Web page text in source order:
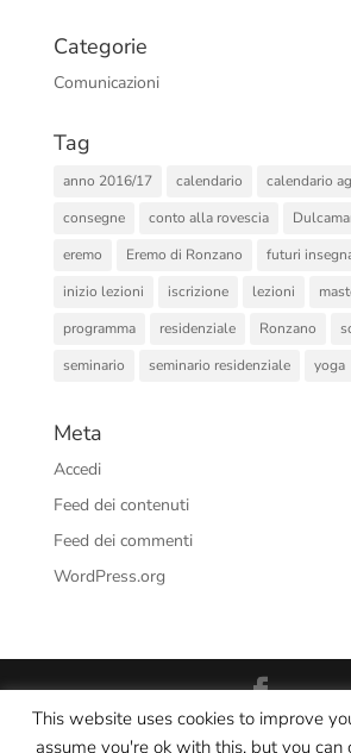
Categorie
Comunicazioni
Tag
anno 2016/17 calendario
calendario
consegne
conto alla rovescia
eremo
Eremo di Ronzano futuri
inizio lezioni
iscrizione lezioni
programma
residenziale Ronzano
seminario
seminario residenziale yoga
Meta
Accedi
Feed dei contenuti
Feed dei commenti
WordPress.org
Interno Yoga Srl Società Sportiva
This website uses cookies to improve
assume you're ok with this, but you